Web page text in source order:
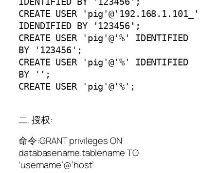
CREATE USER 'pig'@'192.168.1.101_'
IDENDIFIED BY '123456';
CREATE USER 'pig'@'%' IDENTIFIED
BY '123456';
CREATE USER 'pig'@'%' IDENTIFIED
BY '';
CREATE USER 'pig'@'%';
二. 授权:
命令:GRANT privileges ON
databasename.tablename TO
‘username’@’host’